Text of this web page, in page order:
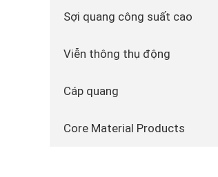
Sợi quang công suất cao
Viễn thông thụ động
Cáp quang
Core Material Products